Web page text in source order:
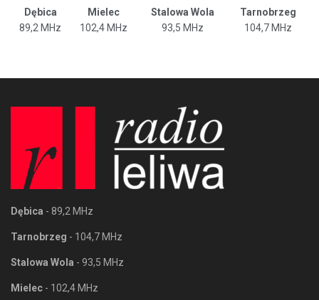
Dębica Mielec Stalowa Wola
Tarnobrzeg
89,2 MHz
102,4 MHz 93,5 MHz 104,7 MHz
Dębica - 89,2 MHz
Tarnobrzeg - 104,7 MHz
Stalowa Wola - 93,5 MHz
Mielec - 102,4 MHz